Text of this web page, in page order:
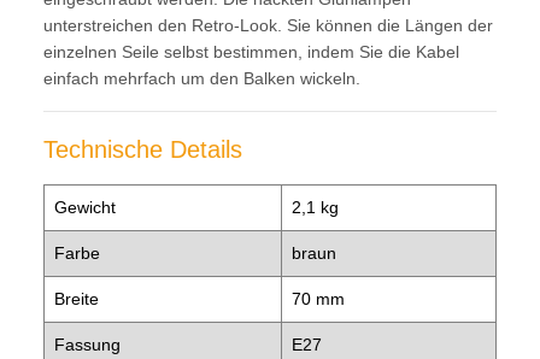
unterstreichen den Retro-Look. Sie können die Längen der
einzelnen Seile selbst bestimmen, indem Sie die Kabel
einfach mehrfach um den Balken wickeln.
Technische Details
Gewicht 2,1 kg
Farbe braun
Breite 70 mm
Fassung E27